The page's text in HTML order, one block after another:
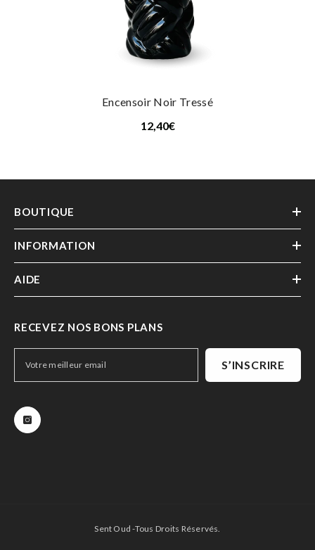
Encensoir Noir Tressé
12,40€
BOUTIQUE
INFORMATION
AIDE
RECEVEZ NOS BONS PLANS
S’INSCRIRE
Sent Oud -Tous Droits Réservés.